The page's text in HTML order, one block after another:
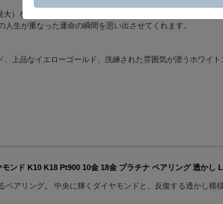
）を思わせるそのフォルムは、「永遠の愛」を象徴していま
生が重なった運命の瞬間を思い出させてくれます。
上品なイエローゴールド、洗練された雰囲気が漂うホワイト
ンド K10 K18 Pt900 10金 18金 プラチナ ペアリング 透か
アリング。 中央に輝くダイヤモンドと、反復する透かし